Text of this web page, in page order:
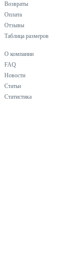
Возвраты
Оплата
Отзывы
Таблица размеров
О компании
FAQ
Новости
Статьи
Статистика